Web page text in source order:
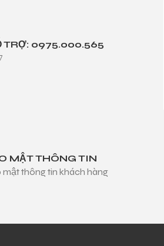
TRỢ: 0975.000.565
MẬT THÔNG TIN
mật thông tin khách hàng